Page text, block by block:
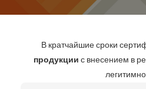
В кратчайшие сроки
продукциис внесением в